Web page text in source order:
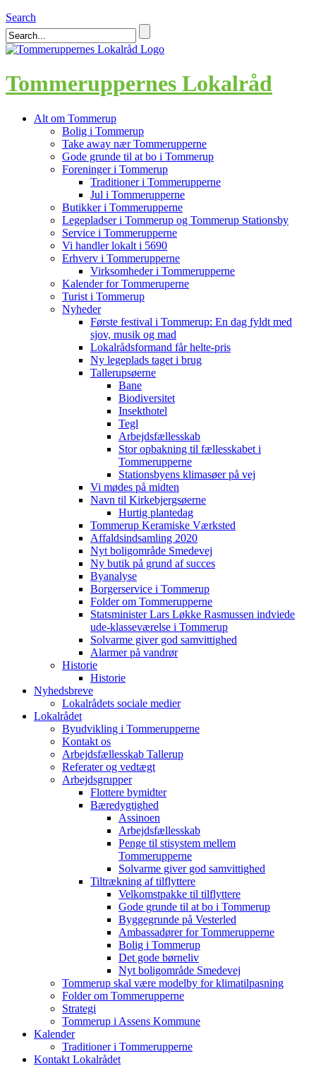
Search
Tommeruppernes Lokalråd
Alt om Tommerup
Bolig i Tommerup
Take away nær Tommerupperne
Gode grunde til at bo i Tommerup
Foreninger i Tommerup
Traditioner i Tommerupperne
Jul i Tommerupperne
Butikker i Tommerupperne
Legepladser i Tommerup og Tommerup Stationsby
Service i Tommerupperne
Vi handler lokalt i 5690
Erhverv i Tommerupperne
Virksomheder i Tommerupperne
Kalender for Tommeruperne
Turist i Tommerup
Nyheder
Første festival i Tommerup: En dag fyldt med
sjov, musik og mad
Lokalrådsformand får helte-pris
Ny legeplads taget i brug
Tallerupsøerne
Bane
Biodiversitet
Insekthotel
Tegl
Arbejdsfællesskab
Stor opbakning til fællesskabet i
Tommerupperne
Stationsbyens klimasøer på vej
Vi mødes på midten
Navn til Kirkebjergsøerne
Hurtig plantedag
Tommerup Keramiske Værksted
Affaldsindsamling 2020
Nyt boligområde Smedevej
Ny butik på grund af succes
Byanalyse
Borgerservice i Tommerup
Folder om Tommerupperne
Statsminister Lars Løkke Rasmussen indviede
ude-klasseværelse i Tommerup
Solvarme giver god samvittighed
Alarmer på vandrør
Historie
Historie
Nyhedsbreve
Lokalrådets sociale medier
Lokalrådet
Byudvikling i Tommerupperne
Kontakt os
Arbejdsfællesskab Tallerup
Referater og vedtægt
Arbejdsgrupper
Flottere bymidter
Bæredygtighed
Assinoen
Arbejdsfællesskab
Penge til stisystem mellem
Tommerupperne
Solvarme giver god samvittighed
Tiltrækning af tilflyttere
Velkomstpakke til tilflyttere
Gode grunde til at bo i Tommerup
Byggegrunde på Vesterled
Ambassadører for Tommerupperne
Bolig i Tommerup
Det gode børneliv
Nyt boligområde Smedevej
Tommerup skal være modelby for klimatilpasning
Folder om Tommerupperne
Strategi
Tommerup i Assens Kommune
Kalender
Traditioner i Tommerupperne
Kontakt Lokalrådet